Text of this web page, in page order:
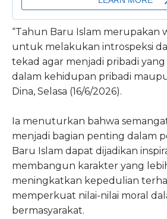
“Tahun Baru Islam merupakan
untuk melakukan introspeksi
tekad agar menjadi pribadi
dalam kehidupan pribadi
Dina, Selasa (16/6/2026).
Ia menuturkan bahwa
menjadi bagian penting dalam
Baru Islam dapat dijadikan
membangun karakter yang
meningkatkan kepedulian
memperkuat nilai-nilai moral
bermasyarakat.